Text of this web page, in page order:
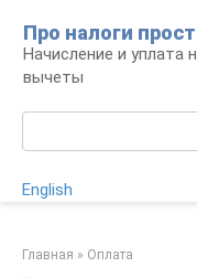
контенту
Про налоги
Начисление и уплата
вычеты
English
Главная » Оплата